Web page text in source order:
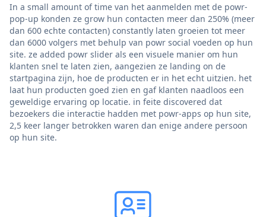
In a small amount of time van het aanmelden met de powr-
pop-up konden ze grow hun contacten meer dan 250% (meer
dan 600 echte contacten) constantly laten groeien tot meer
dan 6000 volgers met behulp van powr social voeden op hun
site. ze added powr slider als een visuele manier om hun
klanten snel te laten zien, aangezien ze landing on de
startpagina zijn, hoe de producten er in het echt uitzien. het
laat hun producten goed zien en gaf klanten naadloos een
geweldige ervaring op locatie. in feite discovered dat
bezoekers die interactie hadden met powr-apps op hun site,
2,5 keer langer betrokken waren dan enige andere persoon
op hun site.